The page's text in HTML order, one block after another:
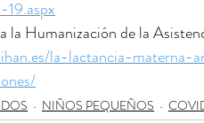
la Humanización de la
la-lactancia-
NIÑOS PEQUEÑOS